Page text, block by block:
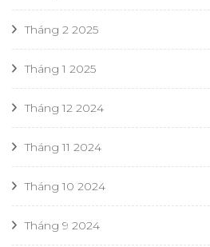
Tháng 2 2025
Tháng 1 2025
Tháng 12 2024
Tháng 11 2024
Tháng 10 2024
Tháng 9 2024